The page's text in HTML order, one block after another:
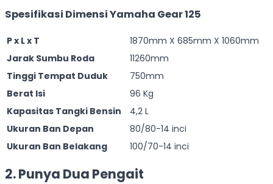
Spesifikasi Dimensi Yamaha Gear 125
P x L x T
1870mm X 685mm X 1060mm
Jarak Sumbu Roda
11260mm
Tinggi Tempat Duduk
750mm
Berat Isi
96 Kg
Kapasitas Tangki Bensin
4,2 L
Ukuran Ban Depan
80/80-14 inci
Ukuran Ban Belakang
100/70-14 inci
2. Punya Dua Pengait